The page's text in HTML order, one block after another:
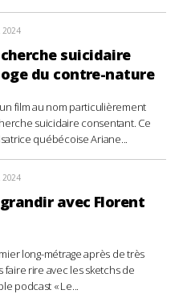
2024
suicidaire
du contre-nature
film au nom particulièrement
suicidaire consentant. Ce
québécoise Ariane...
2024
avec Florent
long-métrage après de très
rire avec les sketchs de
podcast « Le...